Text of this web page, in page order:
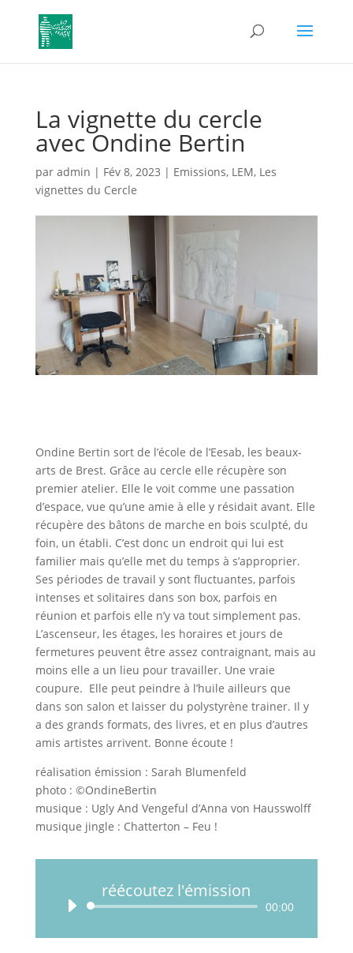
La vignette du cercle
avec Ondine Bertin
par admin | Fév 8, 2023 | Emissions, LEM, Les
vignettes du Cercle
Ondine Bertin sort de l’école de l’Eesab, les beaux-
arts de Brest. Grâce au cercle elle récupère son
premier atelier. Elle le voit comme une passation
d’espace, vue qu’une amie à elle y résidait avant. Elle
récupère des bâtons de marche en bois sculpté, du
foin, un établi. C’est donc un endroit qui lui est
familier mais qu’elle met du temps à s’approprier.
Ses périodes de travail y sont fluctuantes, parfois
intenses et solitaires dans son box, parfois en
réunion et parfois elle n’y va tout simplement pas.
L’ascenseur, les étages, les horaires et jours de
fermetures peuvent être assez contraignant, mais au
moins elle a un lieu pour travailler. Une vraie
coupure. Elle peut peindre à l’huile ailleurs que
dans son salon et laisser du polystyrène trainer. Il y
a des grands formats, des livres, et en plus d’autres
amis artistes arrivent. Bonne écoute !
réalisation émission : Sarah Blumenfeld
photo : ©OndineBertin
musique : Ugly And Vengeful d’Anna von Hausswolff
musique jingle : Chatterton – Feu !
réécoutez l'émission
Lecteur
00:00